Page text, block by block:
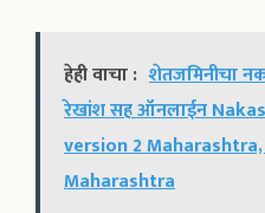
हेही वाचा : शेतजमिनीचा
रेखांश सह ऑनलाईन
version 2
Maharashtra